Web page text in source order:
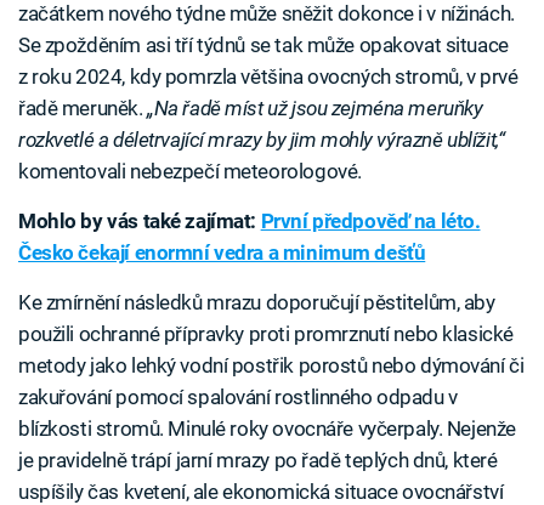
začátkem nového týdne může sněžit dokonce i v nížinách.
Se zpožděním asi tří týdnů se tak může opakovat situace
z roku 2024, kdy pomrzla většina ovocných stromů, v prvé
řadě meruněk.„Na řadě míst už jsou zejména meruňky
rozkvetlé a déletrvající mrazy by jim mohly výrazně ublížit,“
komentovali nebezpečí meteorologové.
Mohlo by vás také zajímat: První předpověď na léto.
Česko čekají enormní vedra a minimum dešťů
Ke zmírnění následků mrazu doporučují pěstitelům, aby
použili ochranné přípravky proti promrznutí nebo klasické
metody jako lehký vodní postřik porostů nebo dýmování či
zakuřování pomocí spalování rostlinného odpadu v
blízkosti stromů. Minulé roky ovocnáře vyčerpaly. Nejenže
je pravidelně trápí jarní mrazy po řadě teplých dnů, které
uspíšily čas kvetení, ale ekonomická situace ovocnářství